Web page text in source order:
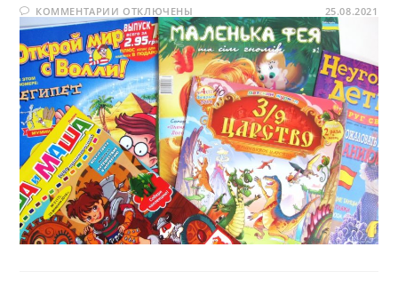
настроения
КОММЕНТАРИИ К
ЗАПИСИ
СТРАНИЧКИ
ХОРОШЕГО
НАСТРОЕНИЯ
ОТКЛЮЧЕНЫ 25.08.2021